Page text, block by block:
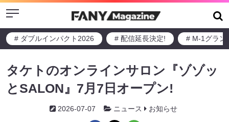
Menu
# ダブルインパクト2026 # 配信延長決定! # M-1グラン
タケトのオンラインサロン『ゾゾッ
とSALON』7月7日オープン!
2026-07-07 ニュース お知らせ